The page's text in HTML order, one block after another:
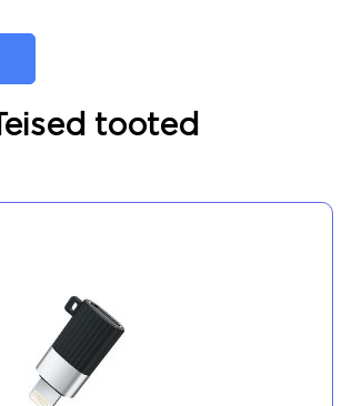
Teised tooted